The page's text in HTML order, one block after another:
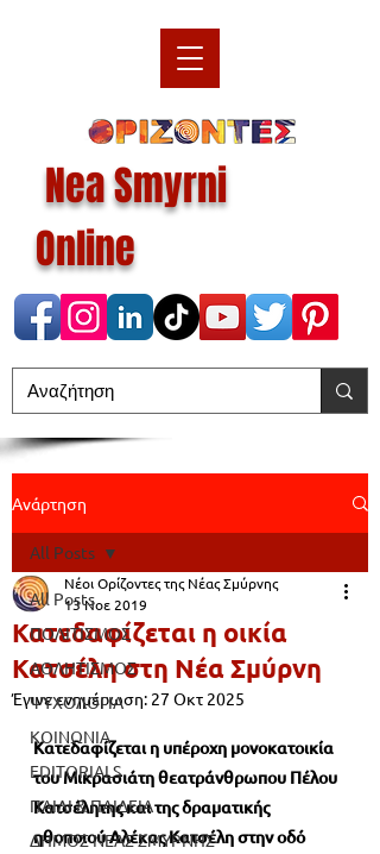
Nea Smyrni
Online
Ανάρτηση
All Posts
ΠΟΛΙΤΙΣΜΟΣ
ΑΘΛΗΤΙΣΜΟΣ
ΨΥΧΟΛΟΓΙΑ
ΚΟΙΝΩΝΙΑ
EDITORIALS
ΠΑΙΔΙ & ΠΑΙΔΕΙΑ
ΔΗΜΟΣ ΝΕΑΣ ΣΜΥΡΝΗΣ
All Posts
Κατεδαφίζεται η οικία
Κατσέλη στη Νέα Σμύρνη
Νέοι Ορίζοντες της Νέας Σμύρνης
13 Νοε 2019
Έγινε ενημέρωση: 27 Οκτ 2025
Κατεδαφίζεται η υπέροχη μονοκατοικία
του Μικρασιάτη θεατράνθρωπου Πέλου
Κατσέλητης και της δραματικής
ηθοποιού Αλέκας Κατσέλη στην οδό